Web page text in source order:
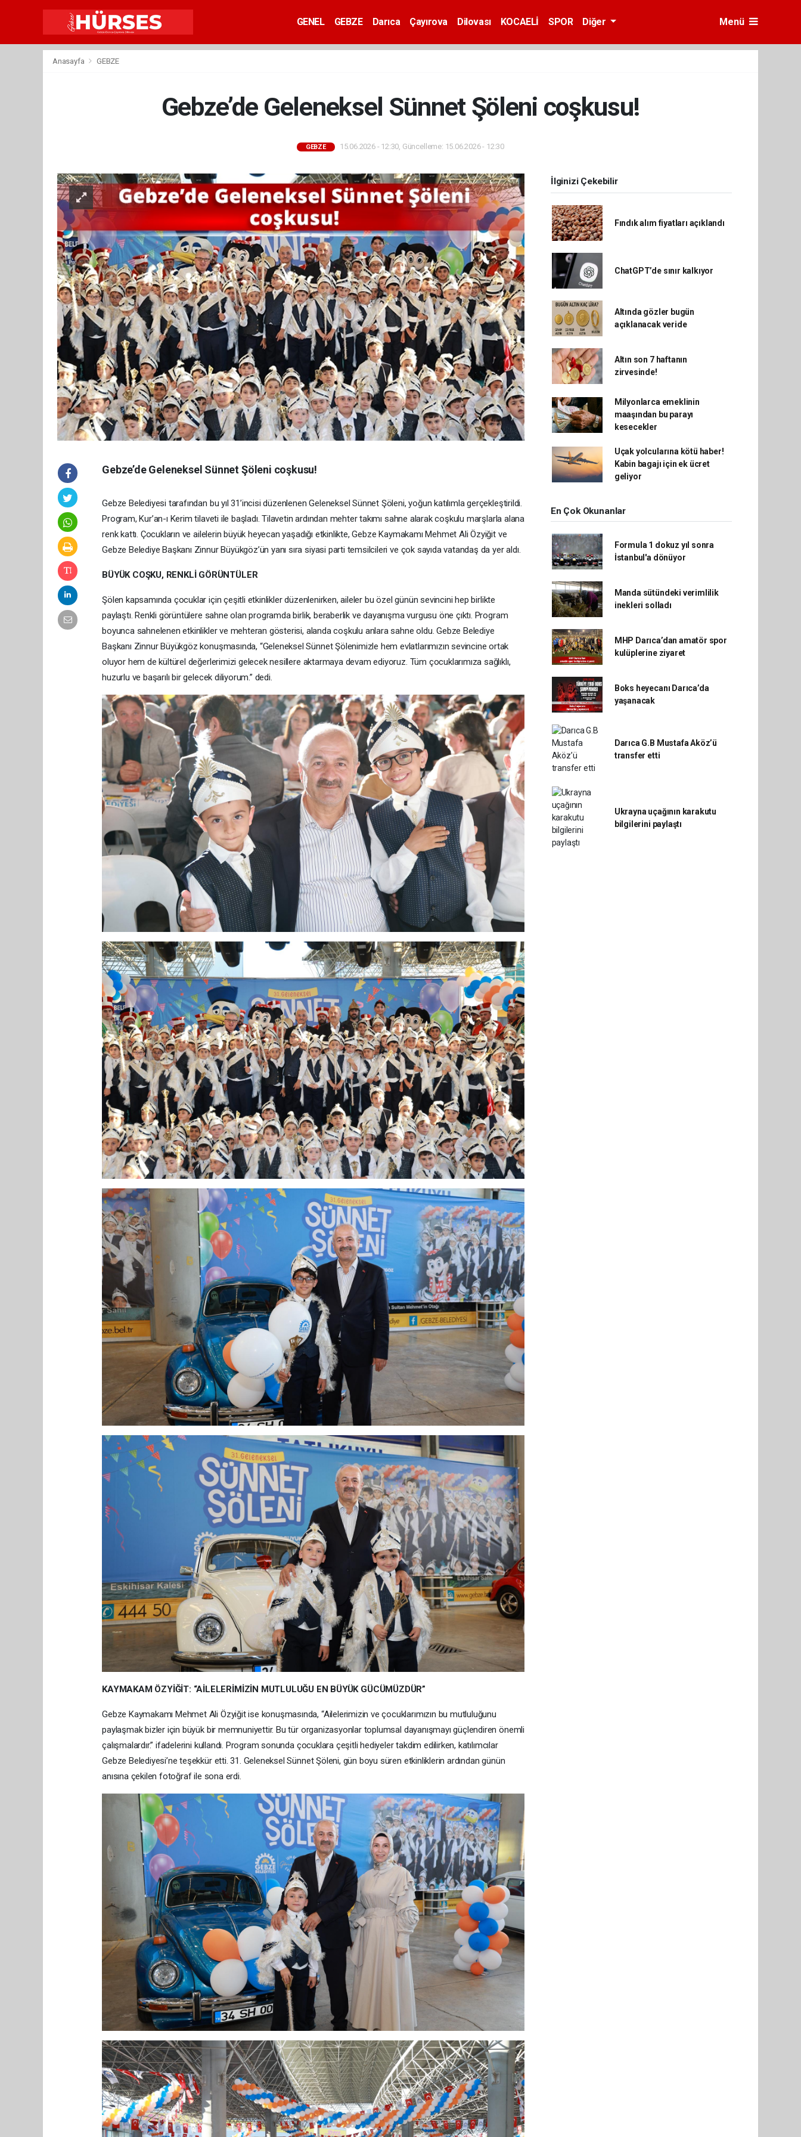
GENEL GEBZE Darıca Çayırova Dilovası KOCAELİ SPOR Diğer Menü
Anasayfa GEBZE
Gebze’de Geleneksel Sünnet Şöleni coşkusu!
GEBZE 15.06.2026 - 12:30, Güncelleme: 15.06.2026 - 12:30
Gebze’de Geleneksel Sünnet Şöleni coşkusu!
Gebze Belediyesi tarafından bu yıl 31’incisi düzenlenen Geleneksel Sünnet Şöleni, yoğun katılımla gerçekleştirildi.
Program, Kur’an-ı Kerim tilaveti ile başladı. Tilavetin ardından mehter takımı sahne alarak coşkulu marşlarla alana
renk kattı. Çocukların ve ailelerin büyük heyecan yaşadığı etkinlikte, Gebze Kaymakamı Mehmet Ali Özyiğit ve
Gebze Belediye Başkanı Zinnur Büyükgöz’ün yanı sıra siyasi parti temsilcileri ve çok sayıda vatandaş da yer aldı.
BÜYÜK COŞKU, RENKLİ GÖRÜNTÜLER
Şölen kapsamında çocuklar için çeşitli etkinlikler düzenlenirken, aileler bu özel günün sevincini hep birlikte
paylaştı. Renkli görüntülere sahne olan programda birlik, beraberlik ve dayanışma vurgusu öne çıktı. Program
boyunca sahnelenen etkinlikler ve mehteran gösterisi, alanda coşkulu anlara sahne oldu. Gebze Belediye
Başkanı Zinnur Büyükgöz konuşmasında, “Geleneksel Sünnet Şölenimizle hem evlatlarımızın sevincine ortak
oluyor hem de kültürel değerlerimizi gelecek nesillere aktarmaya devam ediyoruz. Tüm çocuklarımıza sağlıklı,
huzurlu ve başarılı bir gelecek diliyorum.” dedi.
KAYMAKAM ÖZYİĞİT: “AİLELERİMİZİN MUTLULUĞU EN BÜYÜK GÜCÜMÜZDÜR”
Gebze Kaymakamı Mehmet Ali Özyiğit ise konuşmasında, “Ailelerimizin ve çocuklarımızın bu mutluluğunu
paylaşmak bizler için büyük bir memnuniyettir. Bu tür organizasyonlar toplumsal dayanışmayı güçlendiren önemli
çalışmalardır.” ifadelerini kullandı. Program sonunda çocuklara çeşitli hediyeler takdim edilirken, katılımcılar
Gebze Belediyesi’ne teşekkür etti. 31. Geleneksel Sünnet Şöleni, gün boyu süren etkinliklerin ardından günün
anısına çekilen fotoğraf ile sona erdi.
İlginizi Çekebilir
Fındık alım fiyatları açıklandı
ChatGPT’de sınır kalkıyor
Altında gözler bugün
açıklanacak veride
Altın son 7 haftanın
zirvesinde!
Milyonlarca emeklinin
maaşından bu parayı
kesecekler
Uçak yolcularına kötü haber!
Kabin bagajı için ek ücret
geliyor
En Çok Okunanlar
Formula 1 dokuz yıl sonra
İstanbul'a dönüyor
Manda sütündeki verimlilik
inekleri solladı
MHP Darıca’dan amatör spor
kulüplerine ziyaret
Boks heyecanı Darıca’da
yaşanacak
Darıca G.B Mustafa Aköz’ü
transfer etti
Ukrayna uçağının karakutu
bilgilerini paylaştı